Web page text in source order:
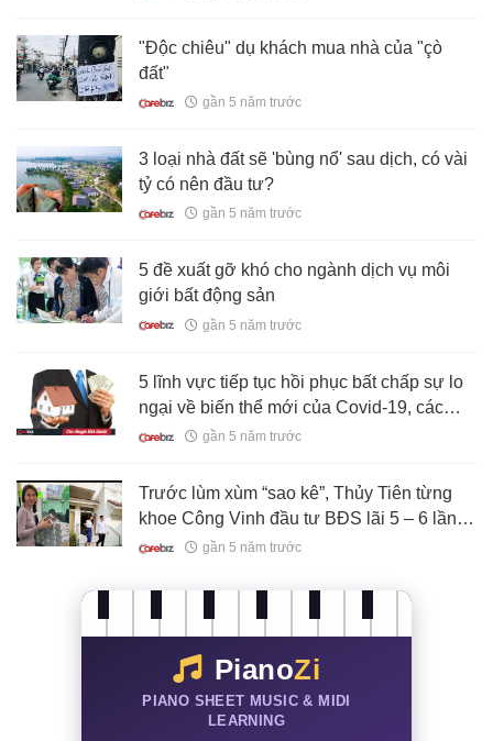
"Độc chiêu" dụ khách mua nhà của "çò
đất"
gần 5 năm trước
3 loại nhà đất sẽ 'bùng nổ' sau dịch, có vài
tỷ có nên đầu tư?
gần 5 năm trước
5 đề xuất gỡ khó cho ngành dịch vụ môi
giới bất động sản
gần 5 năm trước
5 lĩnh vực tiếp tục hồi phục bất chấp sự lo
ngại về biến thể mới của Covid-19, các
nhà đầu tư BĐS có thể nắm bắt cơ hội từ
gần 5 năm trước
Trước lùm xùm “sao kê”, Thủy Tiên từng
khoe Công Vinh đầu tư BĐS lãi 5 – 6 lần,
vài tháng đưa vợ hơn 40 tỷ để tiêu vặt
gần 5 năm trước
PianoZi
PIANO SHEET MUSIC & MIDI
LEARNING